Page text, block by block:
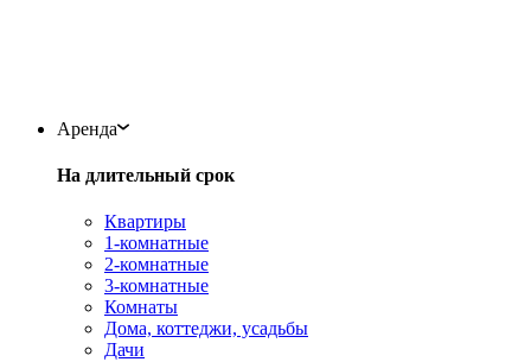
Аренда
На длительный срок
Квартиры
1-комнатные
2-комнатные
3-комнатные
Комнаты
Дома, коттеджи, усадьбы
Дачи